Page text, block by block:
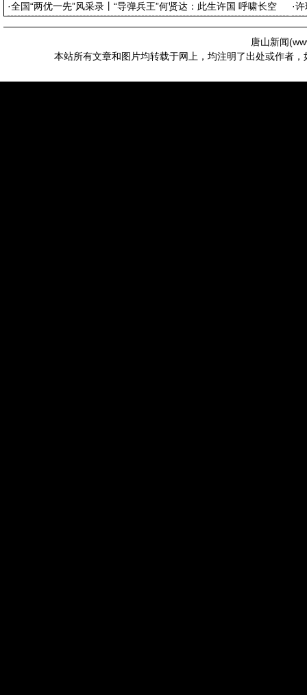
·全国“两优一先”风采录丨“导弹兵王”何贤达：此生许国 呼啸长空 ·许
唐山新闻(
本站所有文章和图片均转载于网上，均注明了出处或作者